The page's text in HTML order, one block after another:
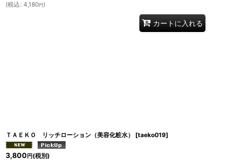
(税込 : 4,180円)
カートに入れる
ＴＡＥＫＯ リッチローション（美容化粧水） [taeko019]
3,800 円 (税別)